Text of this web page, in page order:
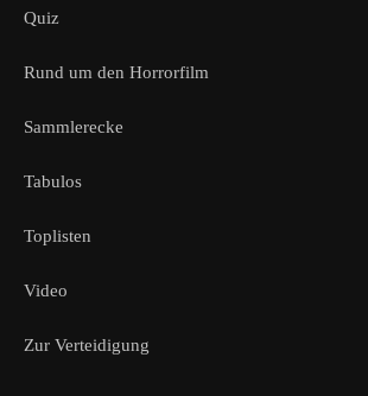
Quiz
Rund um den Horrorfilm
Sammlerecke
Tabulos
Toplisten
Video
Zur Verteidigung